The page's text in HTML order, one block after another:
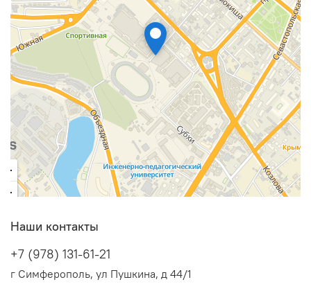
Наши контакты
+7 (978) 131-61-21
г Симферополь, ул Пушкина, д 44/1